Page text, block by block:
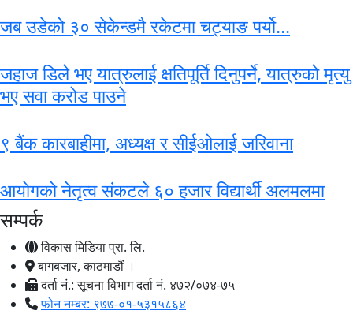
जब उडेको ३० सेकेन्डमै रकेटमा चट्याङ पर्यो...
जहाज डिले भए यात्रुलाई क्षतिपूर्ति दिनुपर्ने, यात्रुको मृत्यु
भए सवा करोड पाउने
९ बैंक कारबाहीमा, अध्यक्ष र सीईओलाई जरिवाना
आयोगको नेतृत्व संकटले ६० हजार विद्यार्थी अलमलमा
सम्पर्क
विकास मिडिया प्रा. लि.
बागबजार, काठमाडौं ।
दर्ता नं.: सूचना विभाग दर्ता नं. ४७२/०७४-७५
फोन नम्बर: ९७७-०१-५३१५८६४